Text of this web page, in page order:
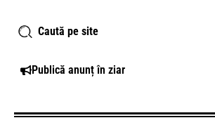
Caută pe site
Publică anunț în ziar